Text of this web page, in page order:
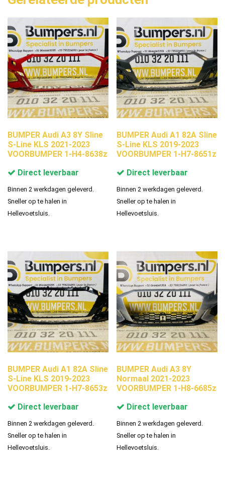
BUMPER Audi A3 8Y Sline
S-Line KLS 2021-2023
VOORBUMPER 1-H4-8638z
Direct leverbaar
Binnen 2 werkdagen geleverd.
Sneller op te halen in
Hellevoetsluis.
BUMPER Audi A1 82A Sline
S-Line KLS 2019-2023
VOORBUMPER 1-H7-8651z
Direct leverbaar
Binnen 2 werkdagen geleverd.
Sneller op te halen in
Hellevoetsluis.
BUMPER Audi A1 82A Sline
S-Line KLS 2019-2023
VOORBUMPER 1-H7-8653z
Direct leverbaar
Binnen 2 werkdagen geleverd.
Sneller op te halen in
Hellevoetsluis.
BUMPER Audi A3 8Y
Normaal 2021-2023
VOORBUMPER 1-H8-6685z
Direct leverbaar
Binnen 2 werkdagen geleverd.
Sneller op te halen in
Hellevoetsluis.